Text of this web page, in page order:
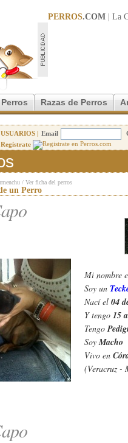
PERROS.COM | La
Razas de Perros
| Email
Regístrate
/ Ver ficha del perros
un Perro
Mi nombre
Soy un
Nací el 04
Y tengo 15
Tengo
SoyMacho
Vivo en
(Veracruz -